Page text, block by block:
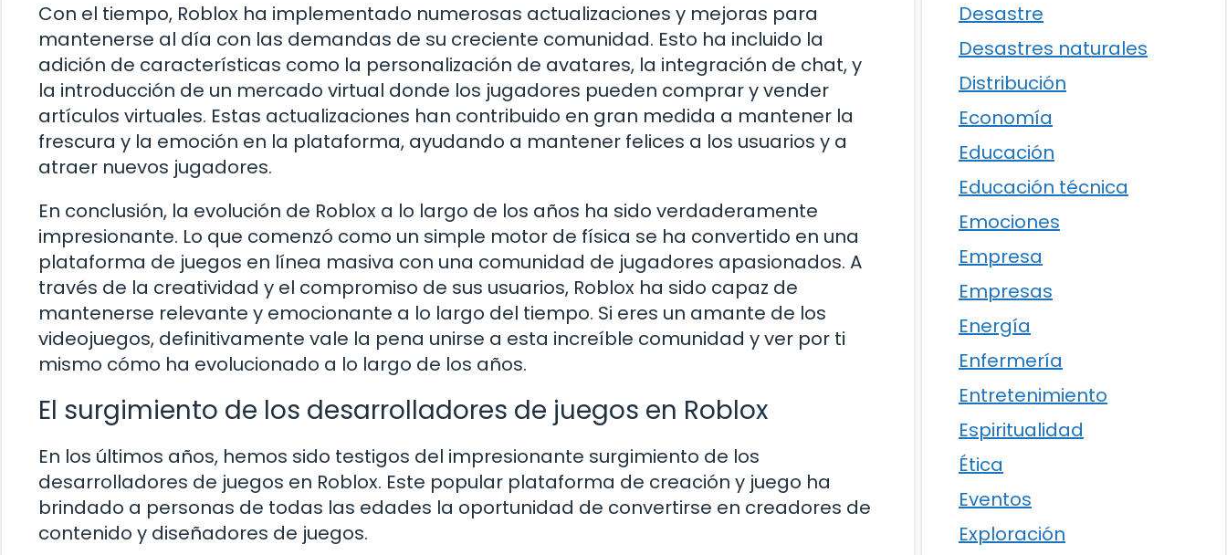
Con el tiempo, Roblox ha implementado numerosas actualizaciones y mejoras para
mantenerse al día con las demandas de su creciente comunidad. Esto ha incluido la
adición de características como la personalización de avatares, la integración de chat, y
la introducción de un mercado virtual donde los jugadores pueden comprar y vender
artículos virtuales. Estas actualizaciones han contribuido en gran medida a mantener la
frescura y la emoción en la plataforma, ayudando a mantener felices a los usuarios y a
atraer nuevos jugadores.
En conclusión, la evolución de Roblox a lo largo de los años ha sido verdaderamente
impresionante. Lo que comenzó como un simple motor de física se ha convertido en una
plataforma de juegos en línea masiva con una comunidad de jugadores apasionados. A
través de la creatividad y el compromiso de sus usuarios, Roblox ha sido capaz de
mantenerse relevante y emocionante a lo largo del tiempo. Si eres un amante de los
videojuegos, definitivamente vale la pena unirse a esta increíble comunidad y ver por ti
mismo cómo ha evolucionado a lo largo de los años.
El surgimiento de los desarrolladores de juegos en Roblox
En los últimos años, hemos sido testigos del impresionante surgimiento de los
desarrolladores de juegos en Roblox. Este popular plataforma de creación y juego ha
brindado a personas de todas las edades la oportunidad de convertirse en creadores de
contenido y diseñadores de juegos.
Desastre
Desastres naturales
Distribución
Economía
Educación
Educación técnica
Emociones
Empresa
Empresas
Energía
Enfermería
Entretenimiento
Espiritualidad
Ética
Eventos
Exploración